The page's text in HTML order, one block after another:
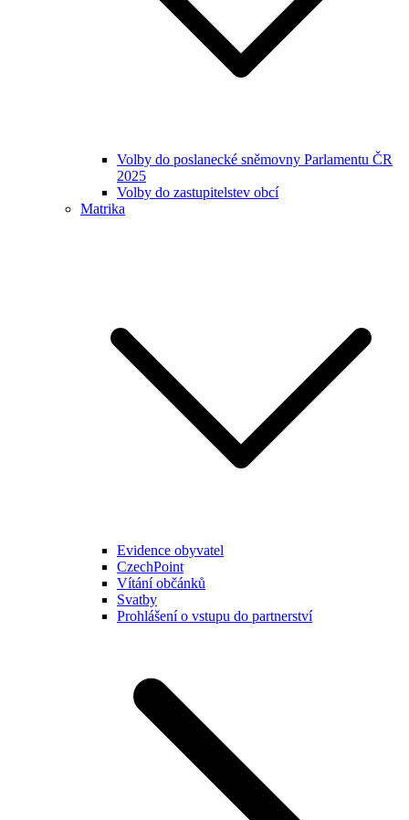
Volby do poslanecké sněmovny Parlamentu ČR
2025
Volby do zastupitelstev obcí
Matrika
Evidence obyvatel
CzechPoint
Vítání občánků
Svatby
Prohlášení o vstupu do partnerství